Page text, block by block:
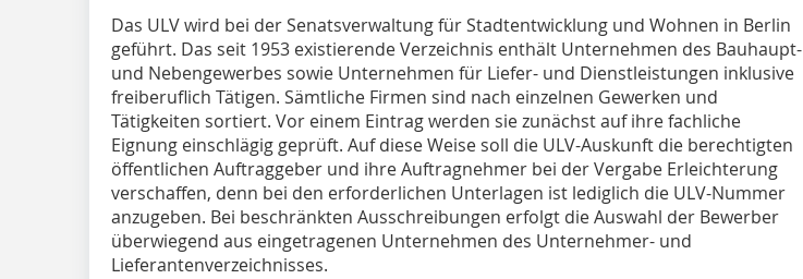
Das ULV wird bei der Senatsverwaltung für Stadtentwicklung und Wohnen in Berlin
geführt. Das seit 1953 existierende Verzeichnis enthält Unternehmen des Bauhaupt-
und Nebengewerbes sowie Unternehmen für Liefer- und Dienstleistungen inklusive
freiberuflich Tätigen. Sämtliche Firmen sind nach einzelnen Gewerken und
Tätigkeiten sortiert. Vor einem Eintrag werden sie zunächst auf ihre fachliche
Eignung einschlägig geprüft. Auf diese Weise soll die ULV-Auskunft die berechtigten
öffentlichen Auftraggeber und ihre Auftragnehmer bei der Vergabe Erleichterung
verschaffen, denn bei den erforderlichen Unterlagen ist lediglich die ULV-Nummer
anzugeben. Bei beschränkten Ausschreibungen erfolgt die Auswahl der Bewerber
überwiegend aus eingetragenen Unternehmen des Unternehmer- und
Lieferantenverzeichnisses.